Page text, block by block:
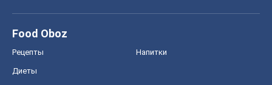
Food Oboz
Рецепты Напитки
Диеты